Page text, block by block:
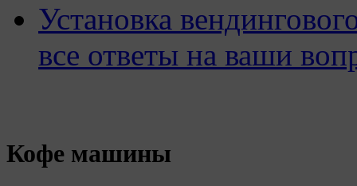
Установка
все ответы на ваши
Кофе машины